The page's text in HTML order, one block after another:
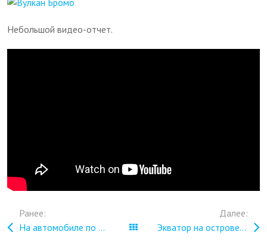
Небольшой видео-отчет.
Ранее:
На автомобиле по острову Ява
Все записи
Далее:
Экватор на острове Калимантан